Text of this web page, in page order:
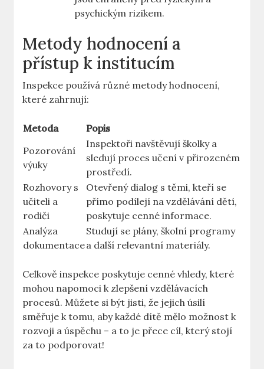
psychickým⁣ rizikem.
Metody⁤ hodnocení ‍a
přístup⁤ k institucím
Inspekce používá ‍různé metody​ hodnocení,
které zahrnují:
Metoda
Popis
Pozorování
výuky
Inspektoři navštěvují školky a
sledují proces učení v⁢ přirozeném⁤
prostředí.
Rozhovory s
učiteli a
rodiči
Otevřený ⁤dialog s ‍těmi, kteří⁢ se
přímo podílejí ⁣na vzdělávání dětí,
poskytuje cenné informace.
Analýza
dokumentace
Studují ‌se⁢ plány, ⁤školní programy
⁣a další relevantní materiály.
Celkově ⁣inspekce ‍poskytuje cenné vhledy, které
mohou napomoci k zlepšení vzdělávacích
procesů. Můžete si být jisti, že jejich úsilí
směřuje k tomu, aby ‌každé dítě mělo možnost k
rozvoji a úspěchu‌ – a to je přece ​cíl, který stojí
za to podporovat!